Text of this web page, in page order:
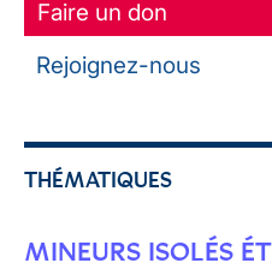
Faire un don
Rejoignez-nous
THÉMATIQUES
MINEURS ISOLÉS